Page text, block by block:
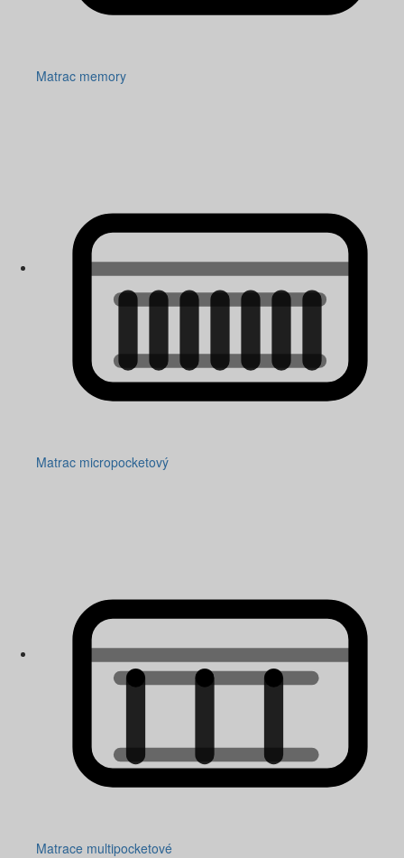
Matrac memory
Matrac micropocketový
Matrace multipocketové